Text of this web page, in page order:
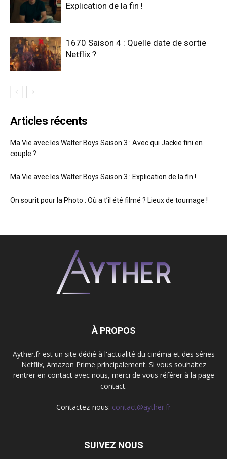
Explication de la fin !
1670 Saison 4 : Quelle date de sortie
Netflix ?
Articles récents
Ma Vie avec les Walter Boys Saison 3 : Avec qui Jackie fini en
couple ?
Ma Vie avec les Walter Boys Saison 3 : Explication de la fin !
On sourit pour la Photo : Où a t’il été filmé ? Lieux de tournage !
À PROPOS
Ayther.fr est un site dédié à l'actualité du cinéma et des séries
Netflix, Amazon Prime principalement. Si vous souhaitez
rentrer en contact avec nous, merci de vous référer à la page
contact.
Contactez-nous: contact@ayther.fr
SUIVEZ NOUS